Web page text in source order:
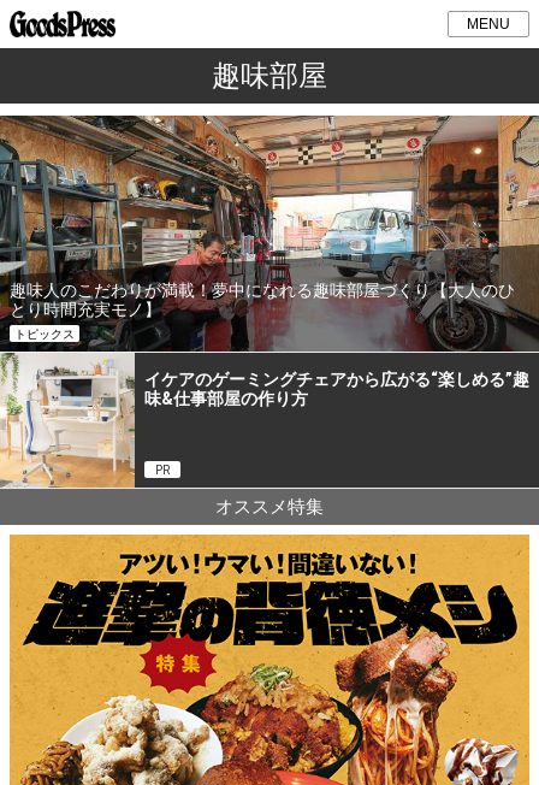
MENU
趣味部屋
趣味人のこだわりが満載！夢中になれる趣味部屋づくり【大人のひ
とり時間充実モノ】
トピックス
イケアのゲーミングチェアから広がる“楽しめる”趣
味&仕事部屋の作り方
PR
オススメ特集